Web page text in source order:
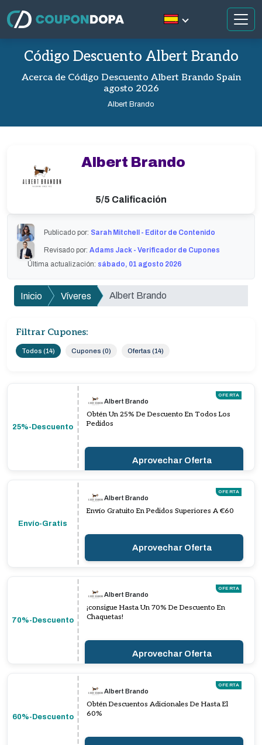
Código Descuento Albert Brando
Acerca de Código Descuento Albert Brando Spain
agosto 2026
Albert Brando
Publicado por: Sarah Mitchell - Editor de Contenido
Revisado por: Adams Jack - Verificador de Cupones
Última actualización: sábado, 01 agosto 2026
Inicio Víveres Albert Brando
Filtrar Cupones:
Todos (14) Cupones (0) Ofertas (14)
25%-Descuento
OFERTA
Albert Brando
Obtén Un 25% De Descuento En Todos Los
Pedidos
Aprovechar Oferta
Envío-Gratis
OFERTA
Albert Brando
Envío Gratuito En Pedidos Superiores A €60
Aprovechar Oferta
70%-Descuento
OFERTA
Albert Brando
¡consigue Hasta Un 70% De Descuento En
Chaquetas!
Aprovechar Oferta
60%-Descuento
OFERTA
Albert Brando
Obtén Descuentos Adicionales De Hasta El
60%
Albert Brando
5/5 Calificación